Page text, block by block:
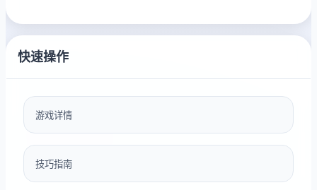
快速操作
游戏详情
技巧指南